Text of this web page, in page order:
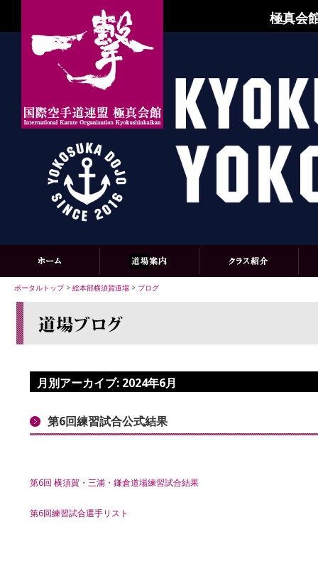
極真会
ポータルトップ> 総本部横須賀道場 > ブログ
月別アーカイブ: 2024年6月
第6回練習試合公式結果
第6回 横須賀・三浦・鎌倉道場練習試合結果
第6回練習試合選手リスト